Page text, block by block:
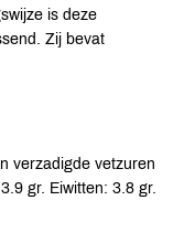
is deze
Zij bevat
verzadigde vetzuren
gr. Eiwitten: 3.8 gr.